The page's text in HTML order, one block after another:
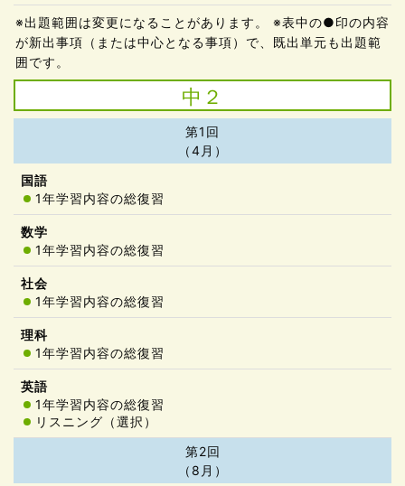
※出題範囲は変更になることがあります。 ※表中の●印の内容
が新出事項（または中心となる事項）で、既出単元も出題範
囲です。
中２
第1回
（4月）
1年学習内容の総復習
1年学習内容の総復習
1年学習内容の総復習
1年学習内容の総復習
1年学習内容の総復習
リスニング（選択）
第2回
（8月）